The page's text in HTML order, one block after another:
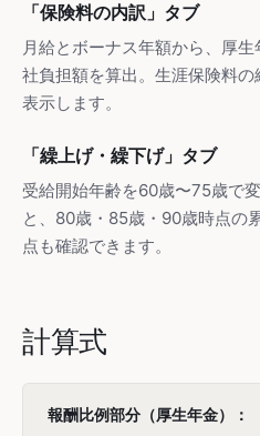
「保険料の内訳」タブ
月給とボーナス年額から、厚
社負担額を算出。生涯保険料
表示します。
「繰上げ・繰下げ」タブ
受給開始年齢を60歳〜75歳で
と、80歳・85歳・90歳時点の
点も確認できます。
計算式
報酬比例部分（厚生年金）：